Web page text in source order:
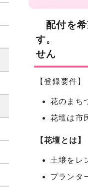
配付を希
す
【登録要件】
花のまち
花壇は市
【花壇とは】
土壌をレ
プランタ